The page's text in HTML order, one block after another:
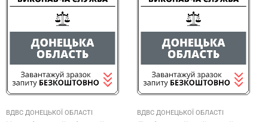
ВДВС ДОНЕЦЬКОЇ ОБЛАСТI ВДВС ДОНЕЦЬКОЇ ОБЛАСТI